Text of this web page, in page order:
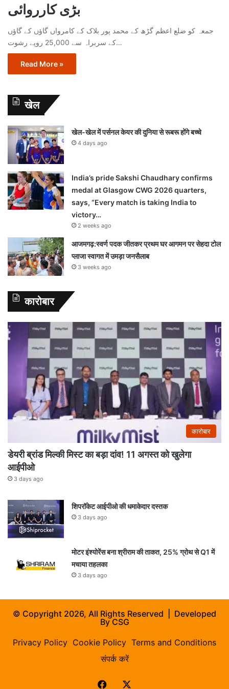
بڑی کارروائی
جمعہ کو ضلع اعظم گڑھ کے محمد پور بلاک کے کامرواں گاؤں کے گاؤں
کے سربراہ سے 25,000 روپے رشوت…
Read More »
खेल
खेल-खेल में पर्सनल केयर की दुनिया से रूबरू होंगे बच्चे
4 days ago
India’s pride Sakshi Chaudhary confirms
medal at Glasgow CWG 2026 quarters,
says, “Every match is taking India to
victory…
2 weeks ago
आजमगढ़:स्वर्ण पदक जीतकर प्रथम घर आगमन पर सेहदा टोल
प्लाजा स्वागत में उमड़ा जनसैलाब
3 weeks ago
कारोबार
कारोबार
डेयरी ब्रांड मिल्की मिस्ट का बड़ा दांव! 11 अगस्त को खुलेगा
आईपीओ
3 days ago
शिपरॉकेट आईपीओ की धमाकेदार दस्तक
3 days ago
मोटर इंश्योरेंस बना श्रीराम की ताकत, 25% ग्रोथ से Q1 में
मचाया तहलका
3 days ago
© Copyright 2026, All Rights Reserved | Developed
ByCSG
Privacy Policy Cookie Policy Terms and Conditions
संपर्क करें
Facebook